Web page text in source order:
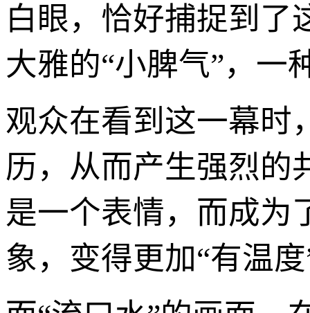
白眼，恰好捕捉到了
大雅的“小脾气”，一
观众在看到这一幕时
历，从而产生强烈的
是一个表情，而成为
象，变得更加“有温